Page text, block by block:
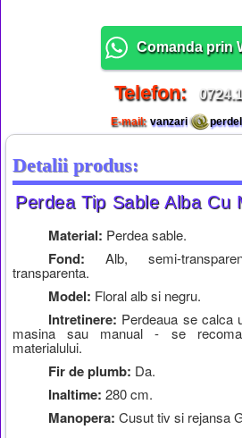
Comanda prin
Telefon:
E-mail: vanzari
Detalii produs:
Perdea Tip Sable Alba Cu
Material: Perdea sable.
Fond: Alb, semi-
transparenta.
Model: Floral alb si negru.
Intretinere: Perdeaua se calca
masina sau manual - se
materialului.
Fir de plumb: Da.
Inaltime: 280 cm.
Manopera: Cusut tiv si rejansa